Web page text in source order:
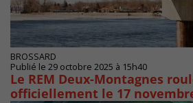
BROSSARD
Publié le 29 octobre 2025 à 15h40
Le REM Deux-Montagnes
officiellement le 17